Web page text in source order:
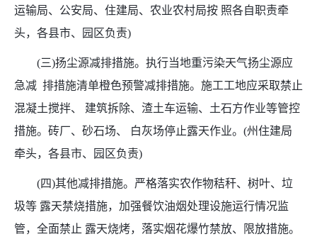
运输局、公安局、住建局、农业农村局按 照各自职责牵
头，各县市、园区负责)
(三)扬尘源减排措施。执行当地重污染天气扬尘源应
急减 排措施清单橙色预警减排措施。施工工地应采取禁止
混凝土搅拌、 建筑拆除、渣土车运输、土石方作业等管控
措施。砖厂、砂石场、 白灰场停止露天作业。(州住建局
牵头，各县市、园区负责)
(四)其他减排措施。严格落实农作物秸秆、树叶、垃
圾等 露天禁烧措施，加强餐饮油烟处理设施运行情况监
管，全面禁止 露天烧烤，落实烟花爆竹禁放、限放措施。